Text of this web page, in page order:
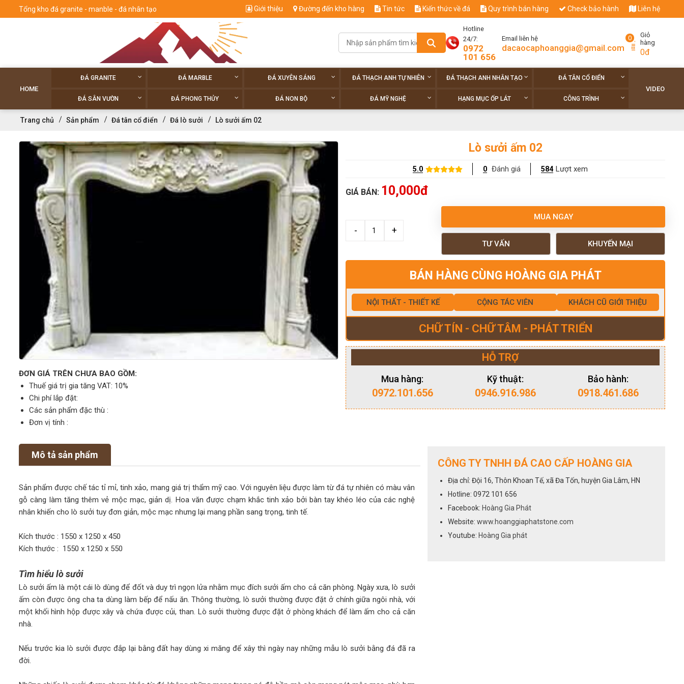
Tổng kho đá granite - manble - đá nhân tạo Giới thiệu Đường đến kho hàng Tin tức Kiến thức về đá Quy trình bán hàng Check bảo hành Liên hệ
Hotline
24/7:
0972
101 656
Email liên hệ
dacaocaphoanggia@gmail.com
0
Giỏ
hàng
0đ
HOME
ĐÁ GRANITE ĐÁ MARBLE ĐÁ XUYÊN SÁNG ĐÁ THẠCH ANH TỰ NHIÊN ĐÁ THẠCH ANH NHÂN TẠO ĐÁ TÂN CỔ ĐIỂN
ĐÁ SÂN VƯỜN ĐÁ PHONG THỦY ĐÁ NON BỘ ĐÁ MỸ NGHỆ HẠNG MỤC ỐP LÁT CÔNG TRÌNH
VIDEO
Trang chủ Sản phẩm Đá tân cổ điển Đá lò sưởi Lò sưởi ấm 02
ĐƠN GIÁ TRÊN CHƯA BAO GỒM:
Thuế giá trị gia tăng VAT: 10%
Chi phí lắp đặt:
Các sản phẩm đặc thù :
Đơn vị tính :
Lò sưởi ấm 02
5.0 0 Đánh giá 584 Lượt xem
GIÁ BÁN: 10,000đ
MUA NGAY
TƯ VẤN KHUYẾN MẠI
BÁN HÀNG CÙNG HOÀNG GIA PHÁT
NỘI THẤT - THIẾT KẾ CỘNG TÁC VIÊN KHÁCH CŨ GIỚI THIỆU
CHỮ TÍN - CHỮ TÂM - PHÁT TRIỂN
HỖ TRỢ
Mua hàng:
0972.101.656
Kỹ thuật:
0946.916.986
Bảo hành:
0918.461.686
Mô tả sản phẩm
Sản phẩm được chế tác tỉ mỉ, tinh xảo, mang giá trị thẩm mỹ cao. Với nguyên liệu được làm từ đá tự nhiên có màu vân
gỗ càng làm tăng thêm vẻ mộc mạc, giản dị. Hoa văn được chạm khắc tinh xảo bởi bàn tay khéo léo của các nghệ
nhân khiến cho lò sưởi tuy đơn giản, mộc mạc nhưng lại mang phần sang trọng, tinh tế.
Kích thước : 1550 x 1250 x 450
Kích thước : 1550 x 1250 x 550
Tìm hiểu lò sưởi
Lò sưởi ấm là một cái lò dùng để đốt và duy trì ngọn lửa nhằm mục đích sưởi ấm cho cả căn phòng. Ngày xưa, lò sưởi
ấm còn được ông cha ta dùng làm bếp để nấu ăn. Thông thường, lò sưởi thường được đặt ở chính giữa ngôi nhà, với
một khối hình hộp được xây và chứa được củi, than. Lò sưởi thường được đặt ở phòng khách để làm ấm cho cả căn
nhà.
Nếu trước kia lò sưởi được đắp lại bằng đất hay dùng xi măng để xây thì ngày nay những mẫu lò sưởi bằng đá đã ra
đời.
CÔNG TY TNHH ĐÁ CAO CẤP HOÀNG GIA
Địa chỉ: Đội 16, Thôn Khoan Tế, xã Đa Tốn, huyện Gia Lâm, HN
Hotline: 0972 101 656
Facebook: Hoàng Gia Phát
Website: www.hoanggiaphatstone.com
Youtube: Hoàng Gia phát